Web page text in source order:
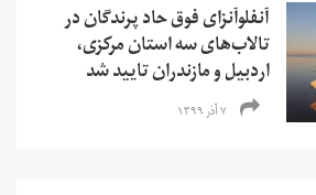
آنفلوآنزای فوق حاد پرندگان در
تالاب‌های سه استان مرکزی،
اردبیل و مازندران تایید شد
۷ آذر ۱۳۹۹